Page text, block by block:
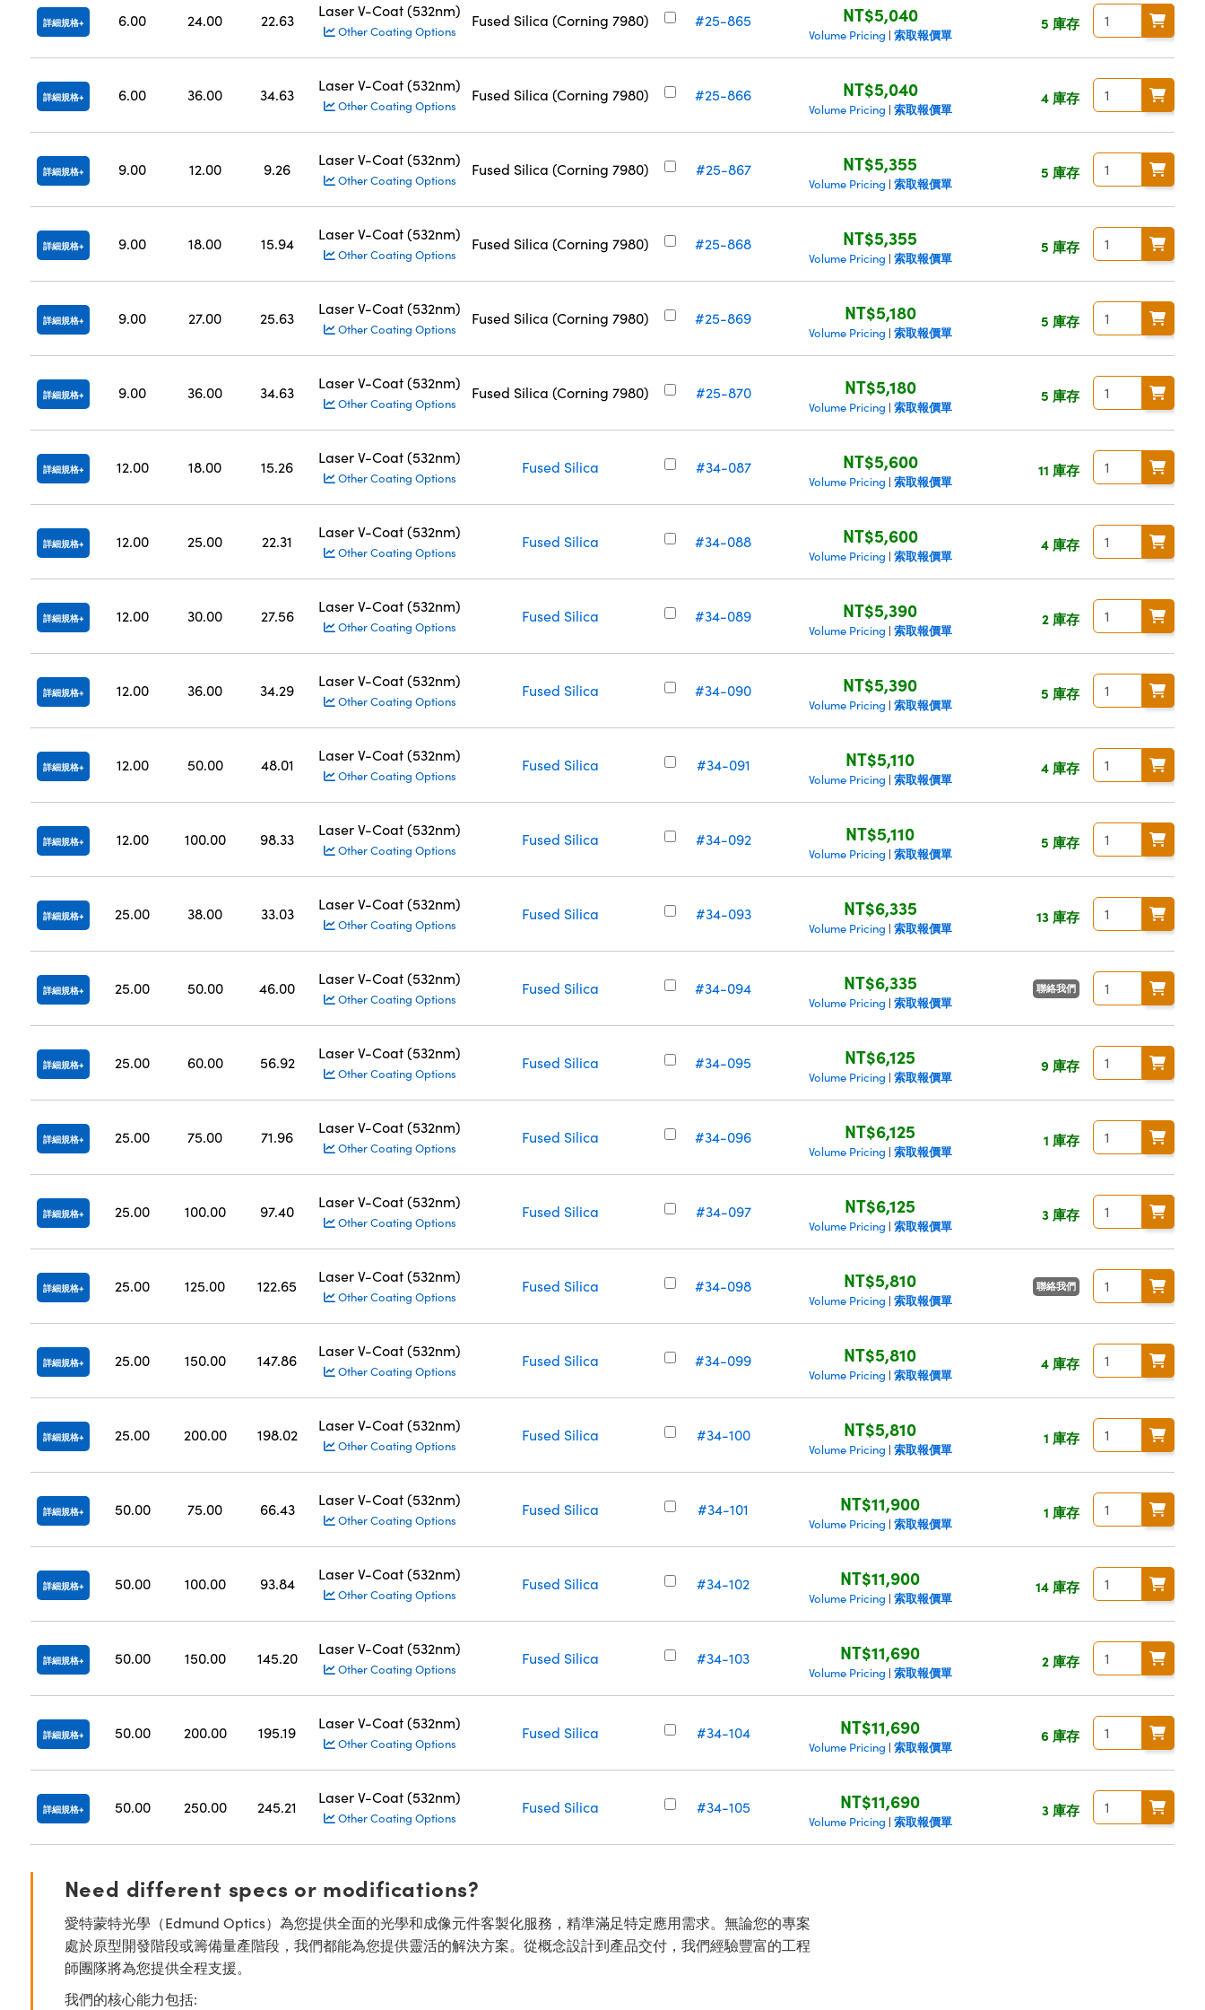
詳細規格 6.00 24.00 22.63
Laser V-Coat (532nm)
Other Coating Options
Fused Silica (Corning 7980) #25-865 NT$5,040
Volume Pricing | 索取報價單
5 庫存
詳細規格 6.00 36.00 34.63
Laser V-Coat (532nm)
Other Coating Options
Fused Silica (Corning 7980) #25-866 NT$5,040
Volume Pricing | 索取報價單
4 庫存
詳細規格 9.00 12.00 9.26
Laser V-Coat (532nm)
Other Coating Options
Fused Silica (Corning 7980) #25-867 NT$5,355
Volume Pricing | 索取報價單
5 庫存
詳細規格 9.00 18.00 15.94
Laser V-Coat (532nm)
Other Coating Options
Fused Silica (Corning 7980) #25-868 NT$5,355
Volume Pricing | 索取報價單
5 庫存
詳細規格 9.00 27.00 25.63
Laser V-Coat (532nm)
Other Coating Options
Fused Silica (Corning 7980) #25-869 NT$5,180
Volume Pricing | 索取報價單
5 庫存
詳細規格 9.00 36.00 34.63
Laser V-Coat (532nm)
Other Coating Options
Fused Silica (Corning 7980) #25-870 NT$5,180
Volume Pricing | 索取報價單
5 庫存
詳細規格 12.00 18.00 15.26
Laser V-Coat (532nm)
Other Coating Options
Fused Silica #34-087 NT$5,600
Volume Pricing | 索取報價單
11 庫存
詳細規格 12.00 25.00 22.31
Laser V-Coat (532nm)
Other Coating Options
Fused Silica #34-088 NT$5,600
Volume Pricing | 索取報價單
4 庫存
詳細規格 12.00 30.00 27.56
Laser V-Coat (532nm)
Other Coating Options
Fused Silica #34-089 NT$5,390
Volume Pricing | 索取報價單
2 庫存
詳細規格 12.00 36.00 34.29
Laser V-Coat (532nm)
Other Coating Options
Fused Silica #34-090 NT$5,390
Volume Pricing | 索取報價單
5 庫存
詳細規格 12.00 50.00 48.01
Laser V-Coat (532nm)
Other Coating Options
Fused Silica #34-091 NT$5,110
Volume Pricing | 索取報價單
4 庫存
詳細規格 12.00 100.00 98.33
Laser V-Coat (532nm)
Other Coating Options
Fused Silica #34-092 NT$5,110
Volume Pricing | 索取報價單
5 庫存
詳細規格 25.00 38.00 33.03
Laser V-Coat (532nm)
Other Coating Options
Fused Silica #34-093 NT$6,335
Volume Pricing | 索取報價單
13 庫存
詳細規格 25.00 50.00 46.00
Laser V-Coat (532nm)
Other Coating Options
Fused Silica #34-094 NT$6,335
Volume Pricing | 索取報價單
聯絡我們
詳細規格 25.00 60.00 56.92
Laser V-Coat (532nm)
Other Coating Options
Fused Silica #34-095 NT$6,125
Volume Pricing | 索取報價單
9 庫存
詳細規格 25.00 75.00 71.96
Laser V-Coat (532nm)
Other Coating Options
Fused Silica #34-096 NT$6,125
Volume Pricing | 索取報價單
1 庫存
詳細規格 25.00 100.00 97.40
Laser V-Coat (532nm)
Other Coating Options
Fused Silica #34-097 NT$6,125
Volume Pricing | 索取報價單
3 庫存
詳細規格 25.00 125.00 122.65
Laser V-Coat (532nm)
Other Coating Options
Fused Silica #34-098 NT$5,810
Volume Pricing | 索取報價單
聯絡我們
詳細規格 25.00 150.00 147.86
Laser V-Coat (532nm)
Other Coating Options
Fused Silica #34-099 NT$5,810
Volume Pricing | 索取報價單
4 庫存
詳細規格 25.00 200.00 198.02
Laser V-Coat (532nm)
Other Coating Options
Fused Silica #34-100 NT$5,810
Volume Pricing | 索取報價單
1 庫存
詳細規格 50.00 75.00 66.43
Laser V-Coat (532nm)
Other Coating Options
Fused Silica #34-101 NT$11,900
Volume Pricing | 索取報價單
1 庫存
詳細規格 50.00 100.00 93.84
Laser V-Coat (532nm)
Other Coating Options
Fused Silica #34-102 NT$11,900
Volume Pricing | 索取報價單
14 庫存
詳細規格 50.00 150.00 145.20
Laser V-Coat (532nm)
Other Coating Options
Fused Silica #34-103 NT$11,690
Volume Pricing | 索取報價單
2 庫存
詳細規格 50.00 200.00 195.19
Laser V-Coat (532nm)
Other Coating Options
Fused Silica #34-104 NT$11,690
Volume Pricing | 索取報價單
6 庫存
詳細規格 50.00 250.00 245.21
Laser V-Coat (532nm)
Other Coating Options
Fused Silica #34-105 NT$11,690
Volume Pricing | 索取報價單
3 庫存
Need different specs or modifications?
愛特蒙特光學（Edmund Optics）為您提供全面的光學和成像元件客製化服務，精準滿足特定應用需求。無論您的專案
處於原型開發階段或籌備量產階段，我們都能為您提供靈活的解決方案。從概念設計到產品交付，我們經驗豐富的工程
師團隊將為您提供全程支援。
我們的核心能力包括: